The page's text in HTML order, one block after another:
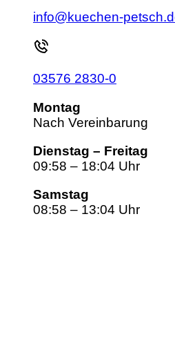
info@kuechen-
03576 2830-0
Montag
Nach Vereinbarung
Dienstag – Freitag
09:58 – 18:04 Uhr
Samstag
08:58 – 13:04 Uhr